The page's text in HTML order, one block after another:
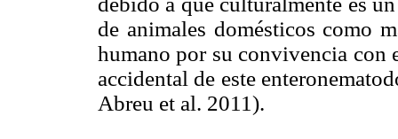
de animales domésticos como
humano por su convivencia con
accidental de este
Abreu et al. 2011).